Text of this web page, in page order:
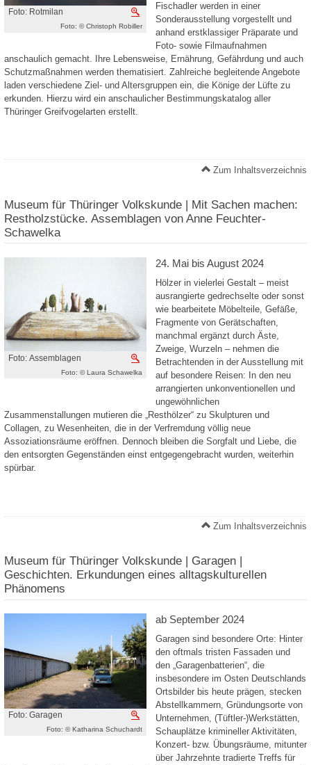
Vergrößern
Foto: Rotmilan
Foto: © Christoph Robiller
Fischadler werden in einer
Sonderausstellung vorgestellt und
anhand erstklassiger Präparate und
Foto- sowie Filmaufnahmen
anschaulich gemacht. Ihre Lebensweise, Ernährung, Gefährdung und auch
Schutzmaßnahmen werden thematisiert. Zahlreiche begleitende Angebote
laden verschiedene Ziel- und Altersgruppen ein, die Könige der Lüfte zu
erkunden. Hierzu wird ein anschaulicher Bestimmungskatalog aller
Thüringer Greifvogelarten erstellt.
Zum Inhaltsverzeichnis
Museum für Thüringer Volkskunde | Mit Sachen machen:
Restholzstücke. Assemblagen von Anne Feuchter-
Schawelka
Vergrößern
Foto: Assemblagen
Foto: © Laura Schawelka
24. Mai bis August 2024
Hölzer in vielerlei Gestalt – meist
ausrangierte gedrechselte oder sonst
wie bearbeitete Möbelteile, Gefäße,
Fragmente von Gerätschaften,
manchmal ergänzt durch Äste,
Zweige, Wurzeln – nehmen die
Betrachtenden in der Ausstellung mit
auf besondere Reisen: In den neu
arrangierten unkonventionellen und
ungewöhnlichen
Zusammenstallungen mutieren die „Resthölzer“ zu Skulpturen und
Collagen, zu Wesenheiten, die in der Verfremdung völlig neue
Assoziationsräume eröffnen. Dennoch bleiben die Sorgfalt und Liebe, die
den entsorgten Gegenständen einst entgegengebracht wurden, weiterhin
spürbar.
Zum Inhaltsverzeichnis
Museum für Thüringer Volkskunde | Garagen |
Geschichten. Erkundungen eines alltagskulturellen
Phänomens
Vergrößern
Foto: Garagen
Foto: © Katharina Schuchardt
ab September 2024
Garagen sind besondere Orte: Hinter
den oftmals tristen Fassaden und
den „Garagenbatterien“, die
insbesondere im Osten Deutschlands
Ortsbilder bis heute prägen, stecken
Abstellkammern, Gründungsorte von
Unternehmen, (Tüftler-)Werkstätten,
Schauplätze krimineller Aktivitäten,
Konzert- bzw. Übungsräume, mitunter
über Jahrzehnte tradierte Treffs für